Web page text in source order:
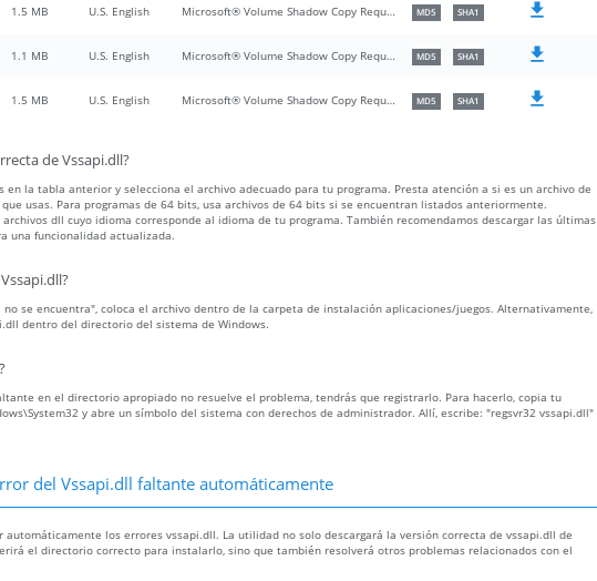
1.5 MB U.S. English Microsoft® Volume Shadow Copy Requestor/Writer Services API DLL MD5 SHA1
1.1 MB U.S. English Microsoft® Volume Shadow Copy Requestor/Writer Services API DLL MD5 SHA1
1.5 MB U.S. English Microsoft® Volume Shadow Copy Requestor/Writer Services API DLL MD5 SHA1
de Vssapi.dll?
en la tabla anterior y selecciona el archivo adecuado para tu programa. Presta atención a si es un archivo de
usas. Para programas de 64 bits, usa archivos de 64 bits si se encuentran listados anteriormente.
dll cuyo idioma corresponde al idioma de tu programa. También recomendamos descargar las últimas
una funcionalidad actualizada.
se encuentra", coloca el archivo dentro de la carpeta de instalación aplicaciones/juegos. Alternativamente,
dentro del directorio del sistema de Windows.
en el directorio apropiado no resuelve el problema, tendrás que registrarlo. Para hacerlo, copia tu
y abre un símbolo del sistema con derechos de administrador. Allí, escribe: "regsvr32 vssapi.dll"
del Vssapi.dll faltante automáticamente
automáticamente los errores vssapi.dll. La utilidad no solo descargará la versión correcta de vssapi.dll de
el directorio correcto para instalarlo, sino que también resolverá otros problemas relacionados con el